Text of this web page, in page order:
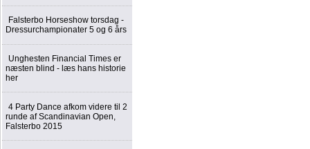
Falsterbo Horseshow torsdag -
Dressurchampionater 5 og 6 års
Unghesten Financial Times er
næsten blind - læs hans historie
her
4 Party Dance afkom videre til 2
runde af Scandinavian Open,
Falsterbo 2015